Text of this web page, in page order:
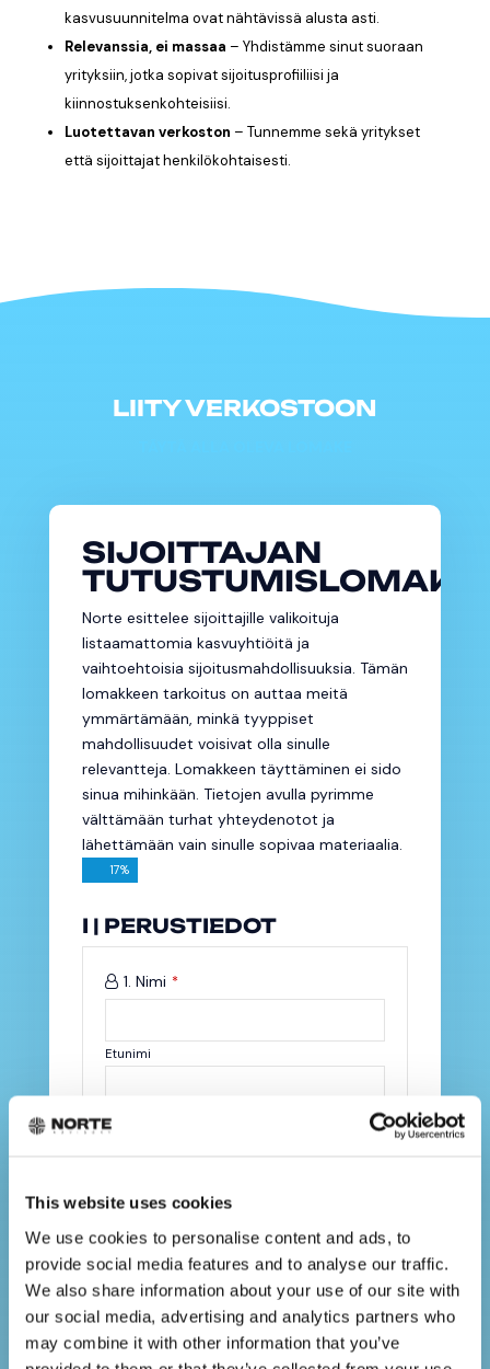
This website uses cookies
We use cookies to personalise content and ads, to
provide social media features and to analyse our traffic.
We also share information about your use of our site with
our social media, advertising and analytics partners who
may combine it with other information that you’ve
kasvusuunnitelma ovat nähtävissä alusta asti.
Relevanssia, ei massaa – Yhdistämme sinut suoraan
yrityksiin, jotka sopivat sijoitusprofiiliisi ja
kiinnostuksenkohteisiisi.
Luotettavan verkoston – Tunnemme sekä yritykset
että sijoittajat henkilökohtaisesti.
LIITY VERKOSTOON
SIJOITTAJAN
TUTUSTUMISLOMAKE
Norte esittelee sijoittajille valikoituja
listaamattomia kasvuyhtiöitä ja
vaihtoehtoisia sijoitusmahdollisuuksia. Tämän
lomakkeen tarkoitus on auttaa meitä
ymmärtämään, minkä tyyppiset
mahdollisuudet voisivat olla sinulle
relevantteja. Lomakkeen täyttäminen ei sido
sinua mihinkään. Tietojen avulla pyrimme
välttämään turhat yhteydenotot ja
lähettämään vain sinulle sopivaa materiaalia.
17%
I | PERUSTIEDOT
1. Nimi *
Etunimi
Sukunimi
Sähköpostiosoite
3. Puhelinnumero
Puhelinnumero *
4. Sijoitatko yksityishenkilönä vai